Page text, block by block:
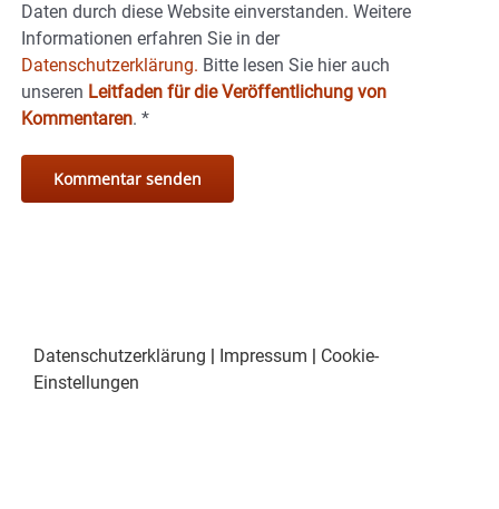
Daten durch diese Website einverstanden. Weitere
Informationen erfahren Sie in der
Datenschutzerklärung. Bitte lesen Sie hier auch
unseren Leitfaden für die Veröffentlichung von
Kommentaren. *
Datenschutzerklärung Impressum
Cookie-
Einstellungen